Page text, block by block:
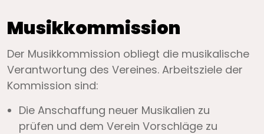
Musikkommission
Der Musikkommission obliegt die musikalische
Verantwortung des Vereines. Arbeitsziele der
Kommission sind:
Die Anschaffung neuer Musikalien zu
prüfen und dem Verein Vorschläge zu